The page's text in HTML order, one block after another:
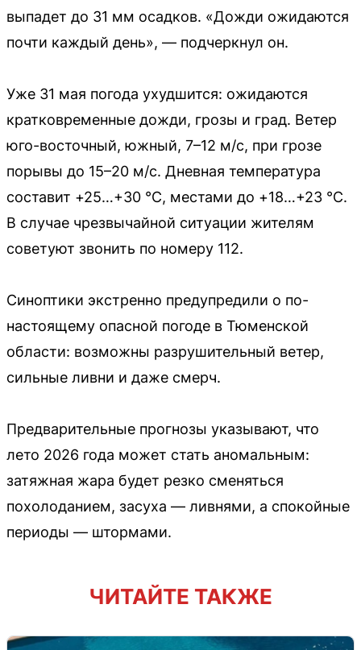
выпадет до 31 мм осадков. «Дожди ожидаются
почти каждый день», — подчеркнул он.
Уже 31 мая погода ухудшится: ожидаются
кратковременные дожди, грозы и град. Ветер
юго-восточный, южный, 7–12 м/с, при грозе
порывы до 15–20 м/с. Дневная температура
составит +25…+30 °C, местами до +18…+23 °C.
В случае чрезвычайной ситуации жителям
советуют звонить по номеру 112.
Синоптики экстренно предупредили о по-
настоящему опасной погоде в Тюменской
области: возможны разрушительный ветер,
сильные ливни и даже смерч.
Предварительные прогнозы указывают, что
лето 2026 года может стать аномальным:
затяжная жара будет резко сменяться
похолоданием, засуха — ливнями, а спокойные
периоды — штормами.
ЧИТАЙТЕ ТАКЖЕ